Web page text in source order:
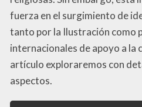
fuerza en el surgimiento de
tanto por la Ilustración como
internacionales de apoyo a la
artículo exploraremos con
aspectos.